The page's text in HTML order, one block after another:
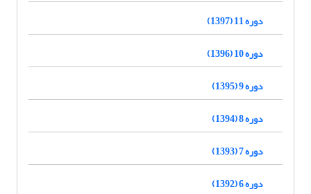
دوره 11 (1397)
دوره 10 (1396)
دوره 9 (1395)
دوره 8 (1394)
دوره 7 (1393)
دوره 6 (1392)